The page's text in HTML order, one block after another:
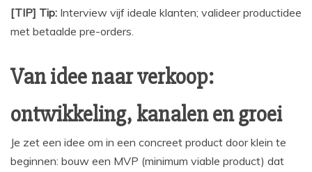
[TIP] Tip: Interview vijf ideale klanten; valideer productidee
met betaalde pre-orders.
Van idee naar verkoop:
ontwikkeling, kanalen en groei
Je zet een idee om in een concreet product door klein te
beginnen: bouw een MVP (minimum viable product) dat